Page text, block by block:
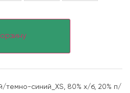
темно-синий_XS, 80% х/б, 20% п/